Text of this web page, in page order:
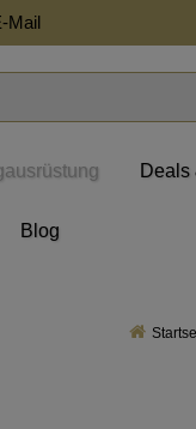
Mail
Deals
Blog